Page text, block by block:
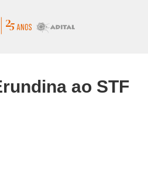
ao STF